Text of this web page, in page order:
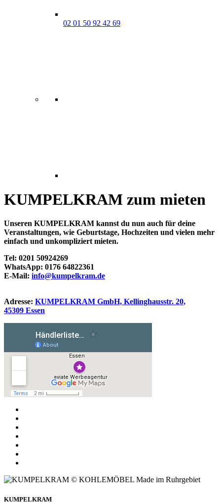
02 01 50 92 42 69
KUMPELKRAM zum mieten
Unseren KUMPELKRAM kannst du nun auch für deine
Veranstaltungen, wie Geburtstage, Hochzeiten und vielen mehr
einfach und unkompliziert mieten.
Tel: 0201 50924269
WhatsApp: 0176 64822361
E-Mail: info@kumpelkram.de
Adresse: KUMPELKRAM GmbH, Kellinghausstr. 20,
45309 Essen
KUMPELKRAM